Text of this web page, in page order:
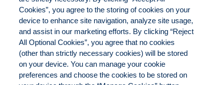
Comments are closed
Cookies”, you agree to the storing of cookies on your
device to enhance site navigation, analyze site usage,
and assist in our marketing efforts. By clicking “Reject
All Optional Cookies”, you agree that no cookies
(other than strictly necessary cookies) will be stored
on your device. You can manage your cookie
preferences and choose the cookies to be stored on